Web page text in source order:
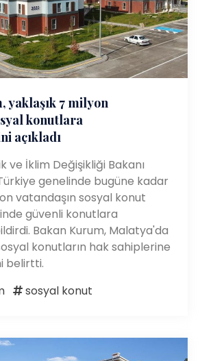
yaklaşık 7 milyon
konutlara
açıkladı
ve İklim Değişikliği Bakanı
genelinde bugüne kadar
vatandaşın sosyal konut
güvenli konutlara
Bakan Kurum, Malatya'da
konutların hak sahiplerine
belirtti.
sosyal konut